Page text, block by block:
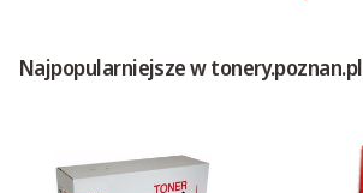
Najpopularniejsze w tonery.poznan.pl